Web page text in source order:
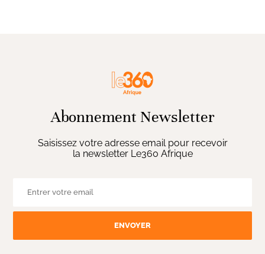
Abonnement Newsletter
Saisissez votre adresse email pour recevoir
la newsletter Le360 Afrique
ENVOYER